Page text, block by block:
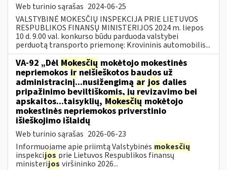
Web turinio sąrašas 2024-06-25
VALSTYBINĖ MOKESČIŲ INSPEKCIJA PRIE LIETUVOS
RESPUBLIKOS FINANSŲ MINISTERIJOS 2024 m. liepos
10 d. 9.00 val. konkurso būdu parduoda valstybei
perduotą transporto priemonę: Krovininis automobilis...
VA-92 „Dėl Mokesčių mokėtojo mokestinės
nepriemokosirneišieškotos baudos už
administracinį...nusižengimą ar jos dalies
pripažinimo beviltiškomis, jų revizavimo bei
apskaitos...taisyklių, Mokesčių mokėtojo
mokestinės nepriemokos priverstinio
išieškojimo išlaidų
Web turinio sąrašas 2026-06-23
Informuojame apie priimtą Valstybinės mokesčių
inspekcijos prie Lietuvos Respublikos finansų
ministerijos viršininko 2026...